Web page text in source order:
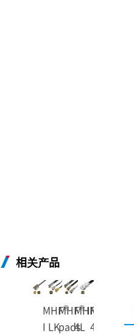
相关产品
MHF®
I LK
MHF®I (4
pads
MHF
4L
MHF
4L LK